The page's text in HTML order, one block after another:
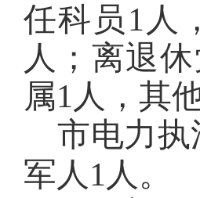
任科员1人
人；离退
属1人，其
市电力
军人1人。